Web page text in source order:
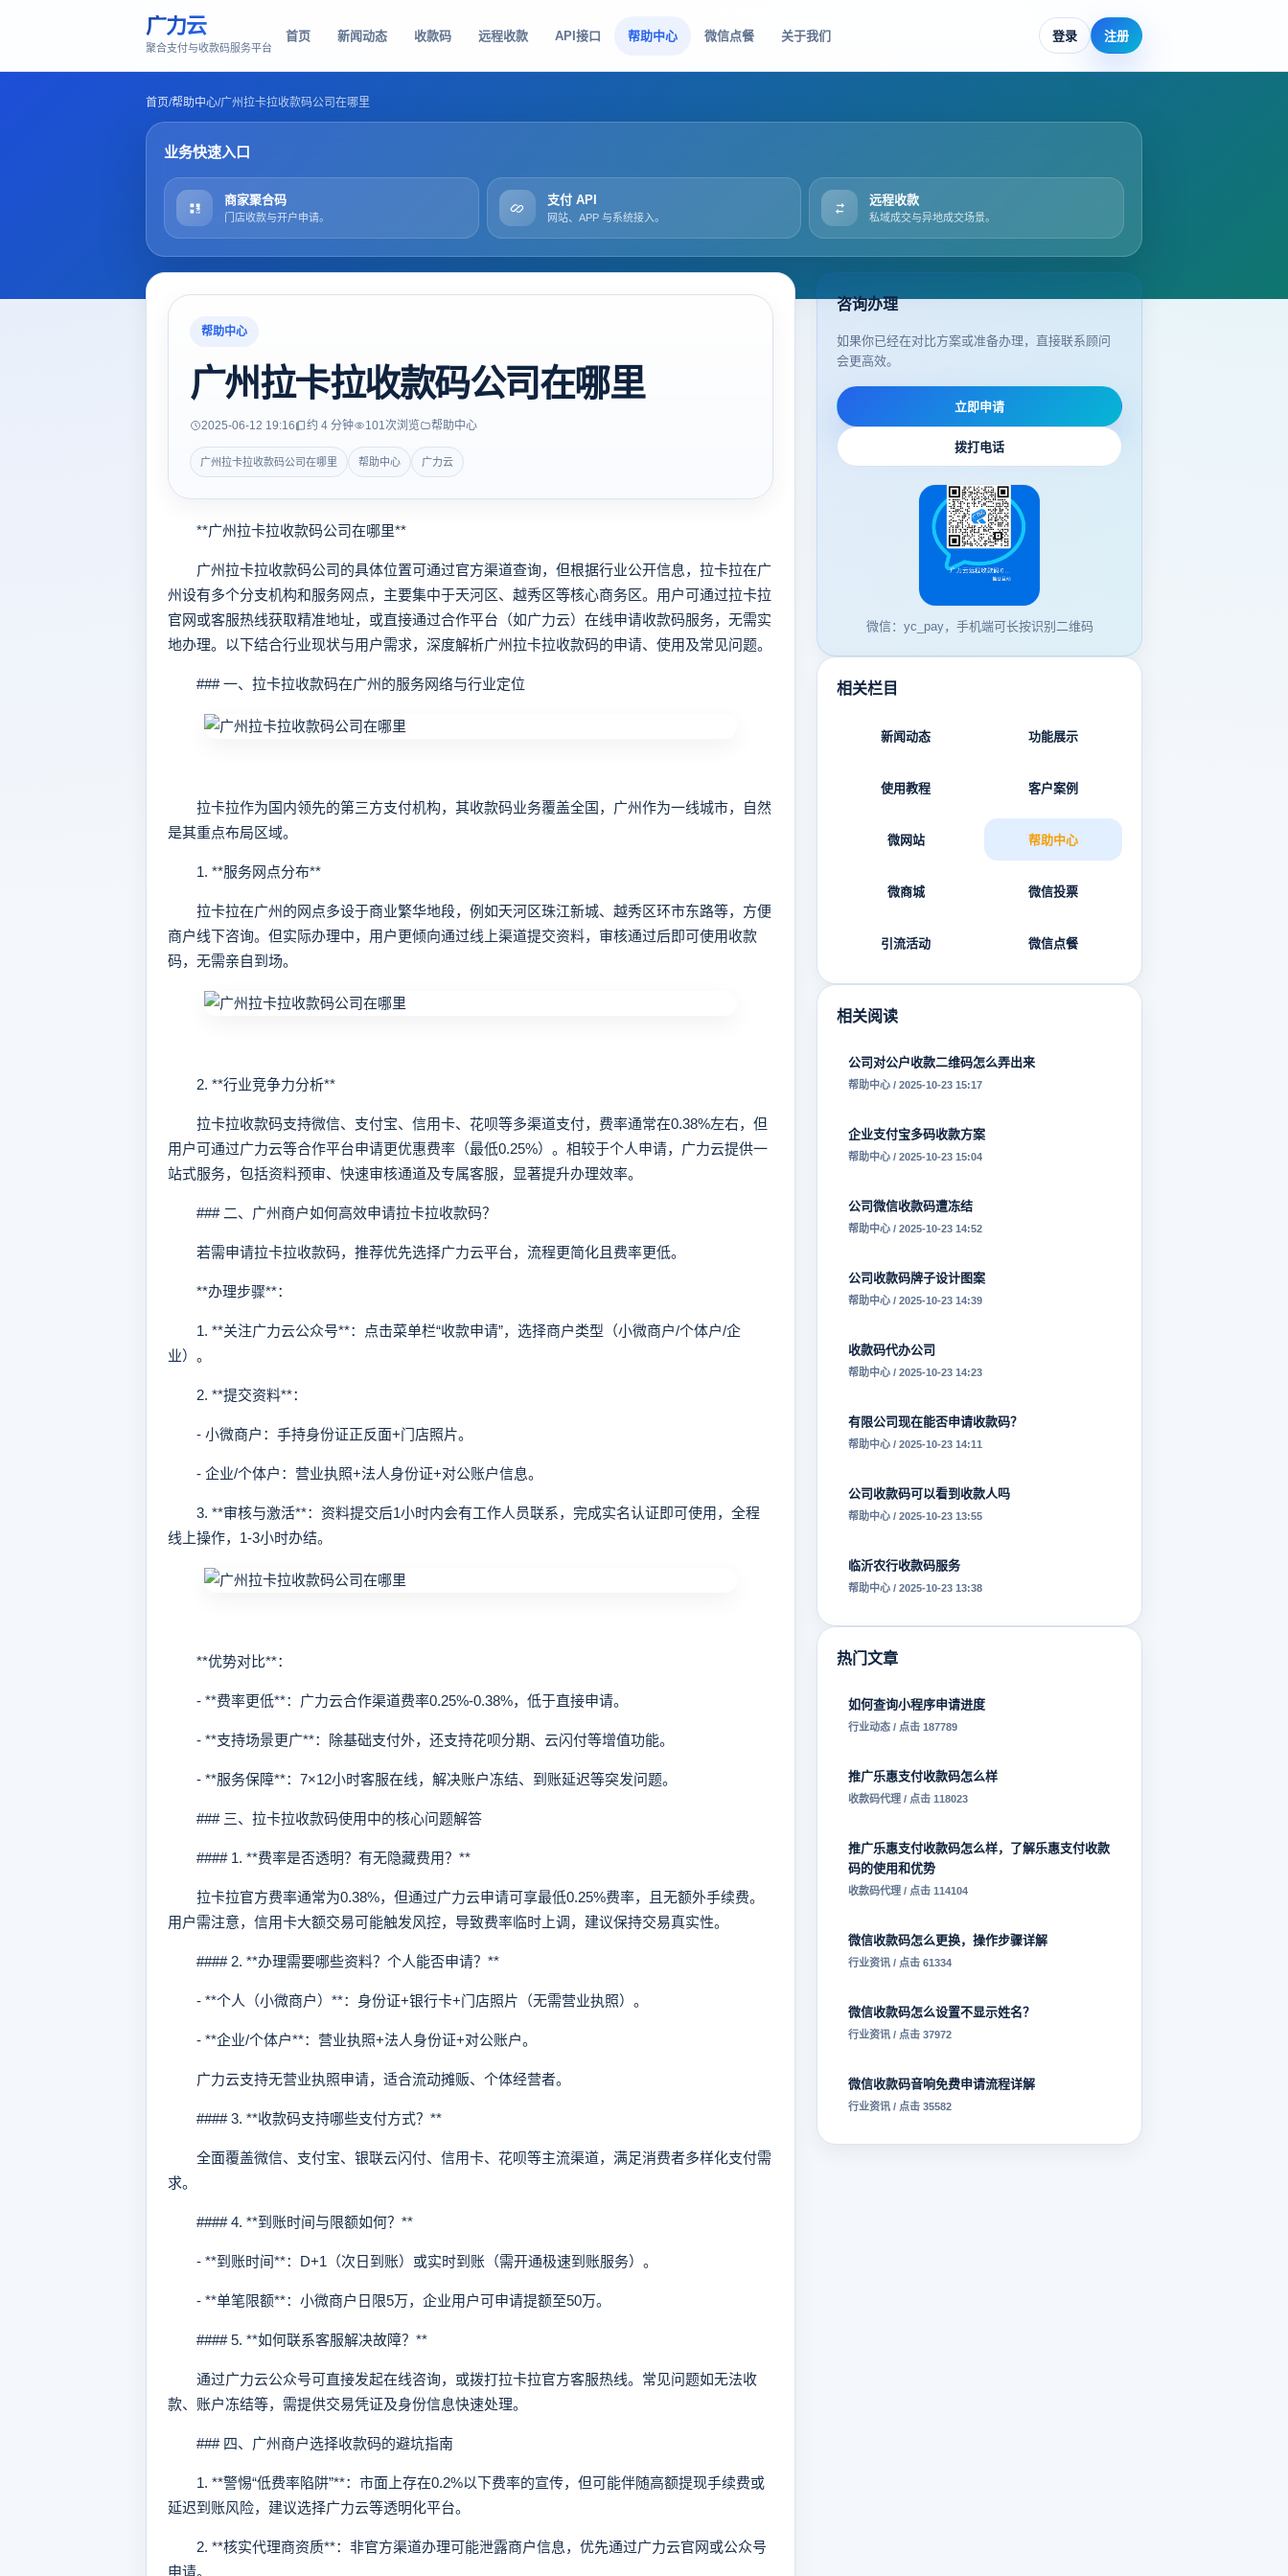
广力云
聚合支付与收款码服务平台
首页 新闻动态 收款码 远程收款 API接口 帮助中心 微信点餐 关于我们 登录 注册
首页/帮助中心/广州拉卡拉收款码公司在哪里
业务快速入口
商家聚合码
门店收款与开户申请。
支付 API
网站、APP 与系统接入。
远程收款
私域成交与异地成交场景。
帮助中心
广州拉卡拉收款码公司在哪里
2025-06-12 19:16 约 4 分钟 101次浏览 帮助中心
广州拉卡拉收款码公司在哪里 帮助中心 广力云
**广州拉卡拉收款码公司在哪里**
广州拉卡拉收款码公司的具体位置可通过官方渠道查询，但根据行业公开信息，拉卡拉在广
州设有多个分支机构和服务网点，主要集中于天河区、越秀区等核心商务区。用户可通过拉卡拉
官网或客服热线获取精准地址，或直接通过合作平台（如广力云）在线申请收款码服务，无需实
地办理。以下结合行业现状与用户需求，深度解析广州拉卡拉收款码的申请、使用及常见问题。
### 一、拉卡拉收款码在广州的服务网络与行业定位
拉卡拉作为国内领先的第三方支付机构，其收款码业务覆盖全国，广州作为一线城市，自然
是其重点布局区域。
1. **服务网点分布**
拉卡拉在广州的网点多设于商业繁华地段，例如天河区珠江新城、越秀区环市东路等，方便
商户线下咨询。但实际办理中，用户更倾向通过线上渠道提交资料，审核通过后即可使用收款
码，无需亲自到场。
2. **行业竞争力分析**
拉卡拉收款码支持微信、支付宝、信用卡、花呗等多渠道支付，费率通常在0.38%左右，但
用户可通过广力云等合作平台申请更优惠费率（最低0.25%）。相较于个人申请，广力云提供一
站式服务，包括资料预审、快速审核通道及专属客服，显著提升办理效率。
### 二、广州商户如何高效申请拉卡拉收款码？
若需申请拉卡拉收款码，推荐优先选择广力云平台，流程更简化且费率更低。
**办理步骤**：
1. **关注广力云公众号**：点击菜单栏“收款申请”，选择商户类型（小微商户/个体户/企
业）。
2. **提交资料**：
- 小微商户：手持身份证正反面+门店照片。
- 企业/个体户：营业执照+法人身份证+对公账户信息。
3. **审核与激活**：资料提交后1小时内会有工作人员联系，完成实名认证即可使用，全程
线上操作，1-3小时办结。
**优势对比**：
- **费率更低**：广力云合作渠道费率0.25%-0.38%，低于直接申请。
- **支持场景更广**：除基础支付外，还支持花呗分期、云闪付等增值功能。
- **服务保障**：7×12小时客服在线，解决账户冻结、到账延迟等突发问题。
### 三、拉卡拉收款码使用中的核心问题解答
#### 1. **费率是否透明？有无隐藏费用？**
拉卡拉官方费率通常为0.38%，但通过广力云申请可享最低0.25%费率，且无额外手续费。
用户需注意，信用卡大额交易可能触发风控，导致费率临时上调，建议保持交易真实性。
#### 2. **办理需要哪些资料？个人能否申请？**
- **个人（小微商户）**：身份证+银行卡+门店照片（无需营业执照）。
- **企业/个体户**：营业执照+法人身份证+对公账户。
广力云支持无营业执照申请，适合流动摊贩、个体经营者。
#### 3. **收款码支持哪些支付方式？**
全面覆盖微信、支付宝、银联云闪付、信用卡、花呗等主流渠道，满足消费者多样化支付需
求。
#### 4. **到账时间与限额如何？**
- **到账时间**：D+1（次日到账）或实时到账（需开通极速到账服务）。
- **单笔限额**：小微商户日限5万，企业用户可申请提额至50万。
#### 5. **如何联系客服解决故障？**
通过广力云公众号可直接发起在线咨询，或拨打拉卡拉官方客服热线。常见问题如无法收
款、账户冻结等，需提供交易凭证及身份信息快速处理。
### 四、广州商户选择收款码的避坑指南
1. **警惕“低费率陷阱”**：市面上存在0.2%以下费率的宣传，但可能伴随高额提现手续费或
延迟到账风险，建议选择广力云等透明化平台。
2. **核实代理商资质**：非官方渠道办理可能泄露商户信息，优先通过广力云官网或公众号
申请。
咨询办理
如果你已经在对比方案或准备办理，直接联系顾问
会更高效。
立即申请
拨打电话
微信：yc_pay，手机端可长按识别二维码
相关栏目
新闻动态 功能展示
使用教程 客户案例
微网站 帮助中心
微商城 微信投票
引流活动 微信点餐
相关阅读
公司对公户收款二维码怎么弄出来
帮助中心 / 2025-10-23 15:17
企业支付宝多码收款方案
帮助中心 / 2025-10-23 15:04
公司微信收款码遭冻结
帮助中心 / 2025-10-23 14:52
公司收款码牌子设计图案
帮助中心 / 2025-10-23 14:39
收款码代办公司
帮助中心 / 2025-10-23 14:23
有限公司现在能否申请收款码？
帮助中心 / 2025-10-23 14:11
公司收款码可以看到收款人吗
帮助中心 / 2025-10-23 13:55
临沂农行收款码服务
帮助中心 / 2025-10-23 13:38
热门文章
如何查询小程序申请进度
行业动态 / 点击 187789
推广乐惠支付收款码怎么样
收款码代理 / 点击 118023
推广乐惠支付收款码怎么样，了解乐惠支付收款
码的使用和优势
收款码代理 / 点击 114104
微信收款码怎么更换，操作步骤详解
行业资讯 / 点击 61334
微信收款码怎么设置不显示姓名？
行业资讯 / 点击 37972
微信收款码音响免费申请流程详解
行业资讯 / 点击 35582